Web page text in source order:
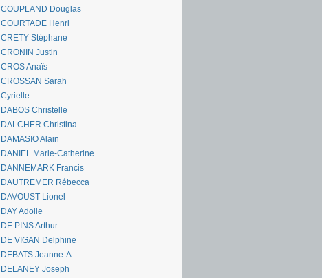
COUPLAND Douglas
COURTADE Henri
CRETY Stéphane
CRONIN Justin
CROS Anaïs
CROSSAN Sarah
Cyrielle
DABOS Christelle
DALCHER Christina
DAMASIO Alain
DANIEL Marie-Catherine
DANNEMARK Francis
DAUTREMER Rébecca
DAVOUST Lionel
DAY Adolie
DE PINS Arthur
DE VIGAN Delphine
DEBATS Jeanne-A
DELANEY Joseph